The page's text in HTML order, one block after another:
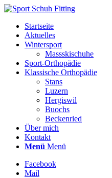
Startseite
Aktuelles
Wintersport
Massskischuhe
Sport-Orthopädie
Klassische Orthopädie
Stans
Luzern
Hergiswil
Buochs
Beckenried
Über mich
Kontakt
Menü Menü
Facebook
Mail